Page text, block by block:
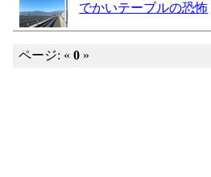
でかいテーブルの恐怖
ページ: «0 »